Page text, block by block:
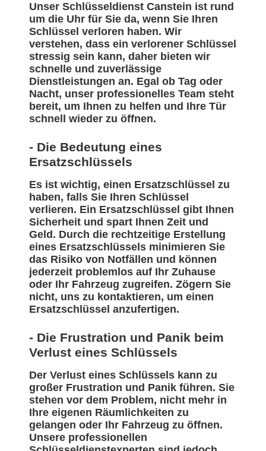
Unser Schlüsseldienst Canstein ist rund
um die Uhr für Sie da, wenn Sie Ihren
Schlüssel verloren haben. Wir
verstehen, dass ein verlorener Schlüssel
stressig sein kann, daher bieten wir
schnelle und zuverlässige
Dienstleistungen an. Egal ob Tag oder
Nacht, unser professionelles Team steht
bereit, um Ihnen zu helfen und Ihre Tür
schnell wieder zu öffnen.
- Die Bedeutung eines
Ersatzschlüssels
Es ist wichtig, einen Ersatzschlüssel zu
haben, falls Sie Ihren Schlüssel
verlieren. Ein Ersatzschlüssel gibt Ihnen
Sicherheit und spart Ihnen Zeit und
Geld. Durch die rechtzeitige Erstellung
eines Ersatzschlüssels minimieren Sie
das Risiko von Notfällen und können
jederzeit problemlos auf Ihr Zuhause
oder Ihr Fahrzeug zugreifen. Zögern Sie
nicht, uns zu kontaktieren, um einen
Ersatzschlüssel anzufertigen.
- Die Frustration und Panik beim
Verlust eines Schlüssels
Der Verlust eines Schlüssels kann zu
großer Frustration und Panik führen. Sie
stehen vor dem Problem, nicht mehr in
Ihre eigenen Räumlichkeiten zu
gelangen oder Ihr Fahrzeug zu öffnen.
Unsere professionellen